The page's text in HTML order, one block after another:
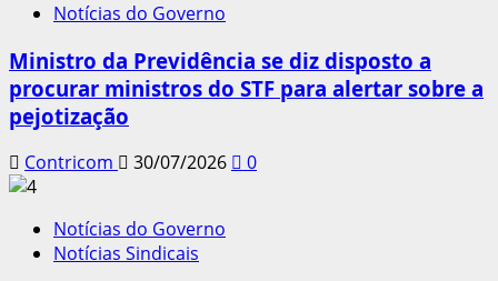
Notícias do Governo
Ministro da Previdência se diz disposto a
procurar ministros do STF para alertar sobre a
pejotização
Contricom 30/07/2026 0
Notícias do Governo
Notícias Sindicais